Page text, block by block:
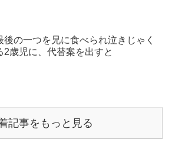
後の一つを兄に食べられ泣きじゃく
2歳児に、代替案を出すと
記事をもっと見る